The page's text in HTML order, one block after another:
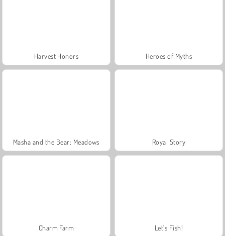
Harvest Honors Heroes of Myths
Masha and the Bear: Meadows Royal Story
Charm Farm Let's Fish!